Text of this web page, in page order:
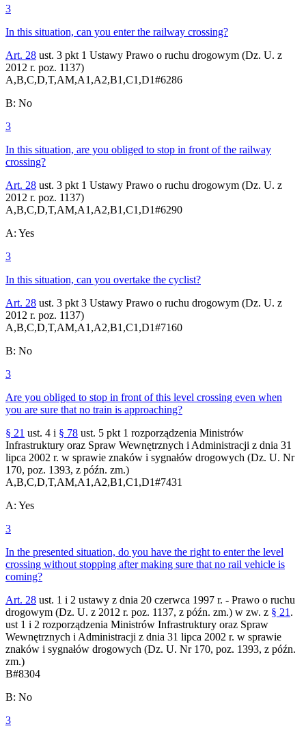
3
In this situation, can you enter the railway crossing?
Art. 28 ust. 3 pkt 1 Ustawy Prawo o ruchu drogowym (Dz. U. z
2012 r. poz. 1137)
A,B,C,D,T,AM,A1,A2,B1,C1,D1#6286
B: No
3
In this situation, are you obliged to stop in front of the railway
crossing?
Art. 28 ust. 3 pkt 1 Ustawy Prawo o ruchu drogowym (Dz. U. z
2012 r. poz. 1137)
A,B,C,D,T,AM,A1,A2,B1,C1,D1#6290
A: Yes
3
In this situation, can you overtake the cyclist?
Art. 28 ust. 3 pkt 3 Ustawy Prawo o ruchu drogowym (Dz. U. z
2012 r. poz. 1137)
A,B,C,D,T,AM,A1,A2,B1,C1,D1#7160
B: No
3
Are you obliged to stop in front of this level crossing even when
you are sure that no train is approaching?
§ 21 ust. 4 i § 78 ust. 5 pkt 1 rozporządzenia Ministrów
Infrastruktury oraz Spraw Wewnętrznych i Administracji z dnia 31
lipca 2002 r. w sprawie znaków i sygnałów drogowych (Dz. U. Nr
170, poz. 1393, z późn. zm.)
A,B,C,D,T,AM,A1,A2,B1,C1,D1#7431
A: Yes
3
In the presented situation, do you have the right to enter the level
crossing without stopping after making sure that no rail vehicle is
coming?
Art. 28 ust. 1 i 2 ustawy z dnia 20 czerwca 1997 r. - Prawo o ruchu
drogowym (Dz. U. z 2012 r. poz. 1137, z późn. zm.) w zw. z § 21 .
ust 1 i 2 rozporządzenia Ministrów Infrastruktury oraz Spraw
Wewnętrznych i Administracji z dnia 31 lipca 2002 r. w sprawie
znaków i sygnałów drogowych (Dz. U. Nr 170, poz. 1393, z późn.
zm.)
B#8304
B: No
3